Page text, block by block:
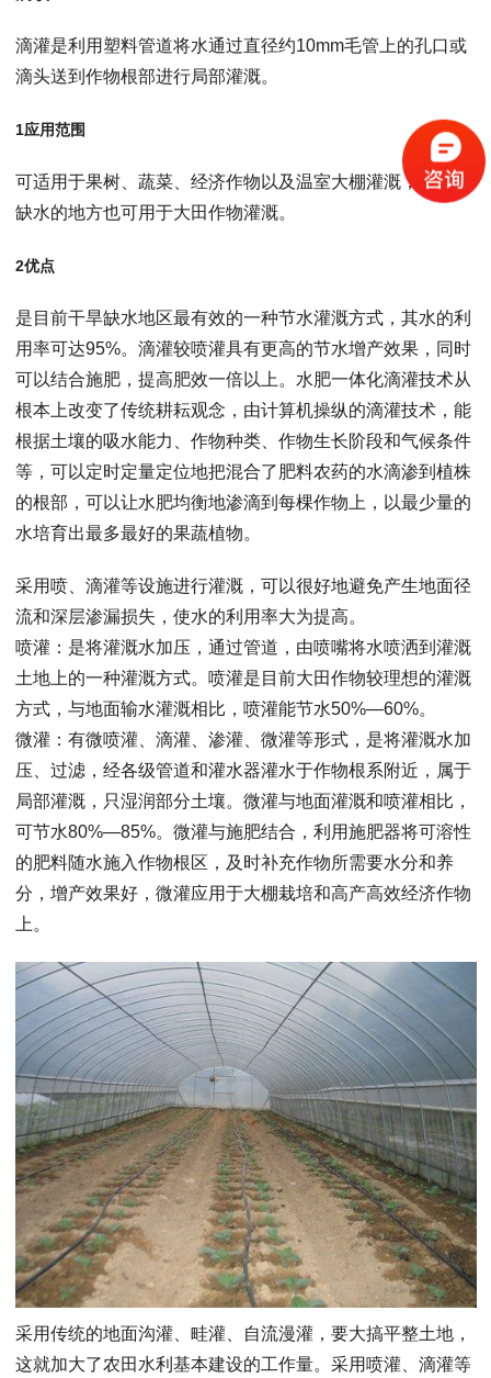
滴灌是利用塑料管道将水通过直径约10mm毛管上的孔口或
滴头送到作物根部进行局部灌溉。
1应用范围
可适用于果树、蔬菜、经济作物以及温室大棚灌溉，在干旱
缺水的地方也可用于大田作物灌溉。
2优点
是目前干旱缺水地区最有效的一种节水灌溉方式，其水的利
用率可达95%。滴灌较喷灌具有更高的节水增产效果，同时
可以结合施肥，提高肥效一倍以上。水肥一体化滴灌技术从
根本上改变了传统耕耘观念，由计算机操纵的滴灌技术，能
根据土壤的吸水能力、作物种类、作物生长阶段和气候条件
等，可以定时定量定位地把混合了肥料农药的水滴渗到植株
的根部，可以让水肥均衡地渗滴到每棵作物上，以最少量的
水培育出最多最好的果蔬植物。
采用喷、滴灌等设施进行灌溉，可以很好地避免产生地面径
流和深层渗漏损失，使水的利用率大为提高。
喷灌：是将灌溉水加压，通过管道，由喷嘴将水喷洒到灌溉
土地上的一种灌溉方式。喷灌是目前大田作物较理想的灌溉
方式，与地面输水灌溉相比，喷灌能节水50%—60%。
微灌：有微喷灌、滴灌、渗灌、微灌等形式，是将灌溉水加
压、过滤，经各级管道和灌水器灌水于作物根系附近，属于
局部灌溉，只湿润部分土壤。微灌与地面灌溉和喷灌相比，
可节水80%—85%。微灌与施肥结合，利用施肥器将可溶性
的肥料随水施入作物根区，及时补充作物所需要水分和养
分，增产效果好，微灌应用于大棚栽培和高产高效经济作物
上。
采用传统的地面沟灌、畦灌、自流漫灌，要大搞平整土地，
这就加大了农田水利基本建设的工作量。采用喷灌、滴灌等